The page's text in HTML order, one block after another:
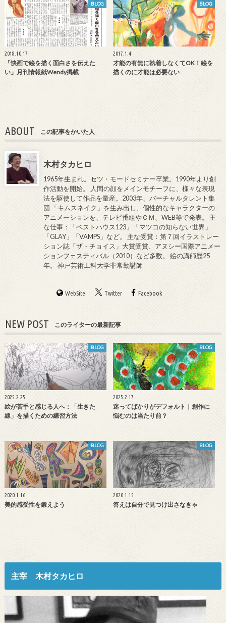
BLOG
2018.10.17
「快画で絵を描く面白さを伝えた
い」月刊情報紙Wendy掲載
BLOG
2017.1.4
才能の有無に執着しなくてOK！絵を
描くのに才能は必要ない
ABOUT この記事をかいた人
木村タカヒロ
1965年生まれ。セツ・モードセミナー卒業。1990年より創
作活動を開始。 人間の顔をメインモチーフに、様々な表現
法を駆使して作品を量産。2003年、バーチャルタレント集
団 「キムスネイク」を生み出し、個性的なキャラクターの
アニメーションを、テレビ番組やＣＭ、WEB等で発表。 主
な仕事：「ベストハウス123」「マツコの知らない世界」
「GLAY」「VAMPS」など。 主な受賞：第７回イラストレー
ション誌「ザ・チョイス」大賞受賞、アヌシー国際アニメー
ションフェスティバル（2010）など多数。 絵の講師歴25
年。 神戸芸術工科大学非常勤講師
WebSite Twitter Facebook
NEW POST このライターの最新記事
BLOG
2025.2.25
絵が苦手と感じる人へ：「生きた
線」を描くための練習方法
BLOG
2025.2.17
迷ってばかりがデフォルト｜創作に
悩むのは当たり前？
BLOG
2020.1.16
美的感受性を鍛えよう
BLOG
2020.1.15
答えは自分で見つけ出さなきゃ
主宰 木村タカヒロ